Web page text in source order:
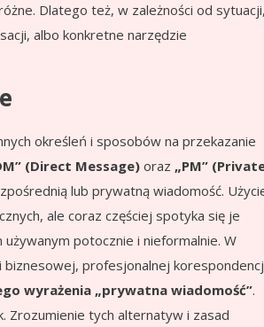
Dlatego też, w zależności od
albo konkretne narzędzie
określeń i sposobów na przekazanie
(Direct Message) oraz „PM”
lub prywatną wiadomość.
ale coraz częściej spotyka się je
potocznie i nieformalnie. W
biznesowej, profesjonalnej
wyrażenia „prywatna wiadomość”.
Zrozumienie tych alternatyw i zasad